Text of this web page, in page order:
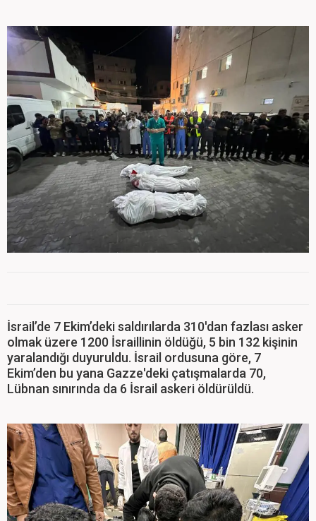
İsrail’de 7 Ekim’deki saldırılarda 310'dan fazlası asker
olmak üzere 1200 İsraillinin öldüğü, 5 bin 132 kişinin
yaralandığı duyuruldu. İsrail ordusuna göre, 7
Ekim’den bu yana Gazze'deki çatışmalarda 70,
Lübnan sınırında da 6 İsrail askeri öldürüldü.